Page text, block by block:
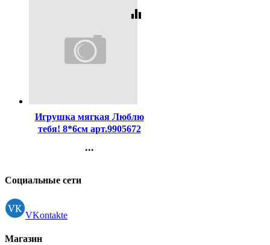
equalizer
Игрушка мягкая Люблю
тебя! 8*6см арт.9905672
...
Регистрация
Социальные сети
VKontakte
Магазин